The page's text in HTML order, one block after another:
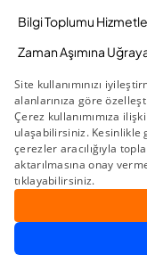
Bilgi Toplumu
Zaman Aşımına
Duyurular ve
© 2026 Gedik